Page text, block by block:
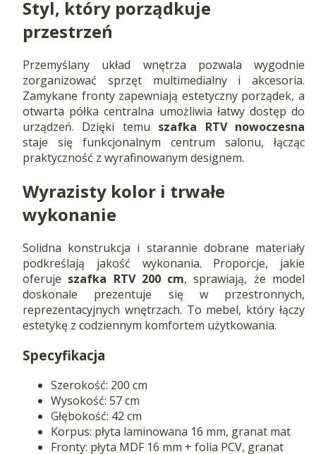
Styl, który porządkuje
przestrzeń
Przemyślany układ wnętrza pozwala wygodnie
zorganizować sprzęt multimedialny i akcesoria.
Zamykane fronty zapewniają estetyczny porządek, a
otwarta półka centralna umożliwia łatwy dostęp do
urządzeń. Dzięki temu szafka RTV nowoczesna
staje się funkcjonalnym centrum salonu, łącząc
praktyczność z wyrafinowanym designem.
Wyrazisty kolor i trwałe
wykonanie
Solidna konstrukcja i starannie dobrane materiały
podkreślają jakość wykonania. Proporcje, jakie
oferuje szafka RTV 200 cm, sprawiają, że model
doskonale prezentuje się w przestronnych,
reprezentacyjnych wnętrzach. To mebel, który łączy
estetykę z codziennym komfortem użytkowania.
Specyfikacja
Szerokość: 200 cm
Wysokość: 57 cm
Głębokość: 42 cm
Korpus: płyta laminowana 16 mm, granat mat
Fronty: płyta MDF 16 mm + folia PCV, granat